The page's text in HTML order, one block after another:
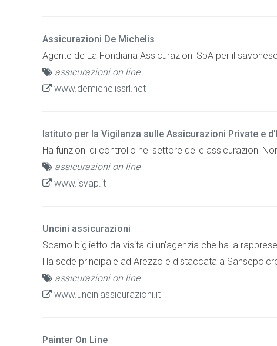
Assicurazioni De Michelis
Agente de La Fondiaria Assicurazioni SpA per il
assicurazioni on line
www.demichelissrl.net
Istituto per la Vigilanza sulle Assicurazioni Private e
Ha funzioni di controllo nel settore delle assicurazioni
assicurazioni on line
www.isvap.it
Uncini assicurazioni
Scarno biglietto da visita di un'agenzia che ha la
Ha sede principale ad Arezzo e distaccata a
assicurazioni on line
www.unciniassicurazioni.it
Painter On Line